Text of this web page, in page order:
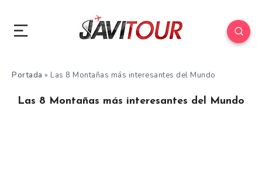
Portada » Las 8 Montañas más interesantes del Mundo
Las 8 Montañas más interesantes del Mundo